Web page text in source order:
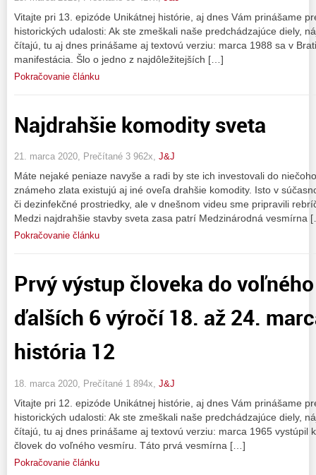
Vitajte pri 13. epizóde Unikátnej histórie, aj dnes Vám prinášame
historických udalosti: Ak ste zmeškali naše predchádzajúce diely,
čítajú, tu aj dnes prinášame aj textovú verziu: marca 1988 sa v
manifestácia. Šlo o jedno z najdôležitejších […]
Pokračovanie článku
Najdrahšie komodity sveta
21. marca 2020, Prečítané 3 962x, J&J
Máte nejaké peniaze navyše a radi by ste ich investovali do
známeho zlata existujú aj iné oveľa drahšie komodity. Isto v
či dezinfekčné prostriedky, ale v dnešnom videu sme pripravili
Medzi najdrahšie stavby sveta zasa patrí Medzinárodná vesmírna
Pokračovanie článku
Prvý výstup človeka do
ďalších 6 výročí 18. až 24.
história 12
18. marca 2020, Prečítané 1 894x, J&J
Vitajte pri 12. epizóde Unikátnej histórie, aj dnes Vám prinášame
historických udalosti: Ak ste zmeškali naše predchádzajúce diely,
čítajú, tu aj dnes prinášame aj textovú verziu: marca 1965 vystúpil
človek do voľného vesmíru. Táto prvá vesmírna […]
Pokračovanie článku